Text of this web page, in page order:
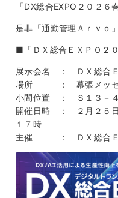
「DX総合EXPO２０２６
是非「通勤管理Ａｒｖｏ
■「ＤＸ総合ＥＸＰＯ２
展示会名 ： ＤＸ総合Ｅ
場所 ： 幕張メッセ
小間位置 ： Ｓ１３－
開催日時 ： ２月２５
１７時
主催 ： ＤＸ総合Ｅ